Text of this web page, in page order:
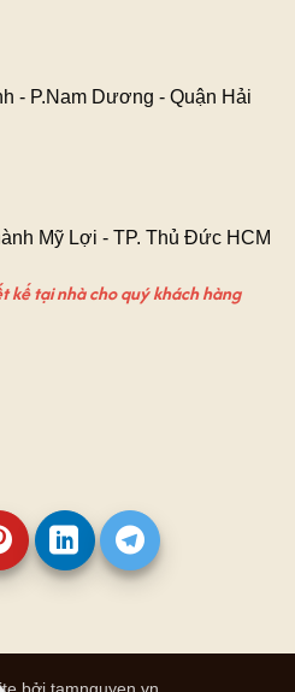
- P.Nam Dương - Quận Hải
Mỹ Lợi - TP. Thủ Đức HCM
kế tại nhà cho quý khách hàng